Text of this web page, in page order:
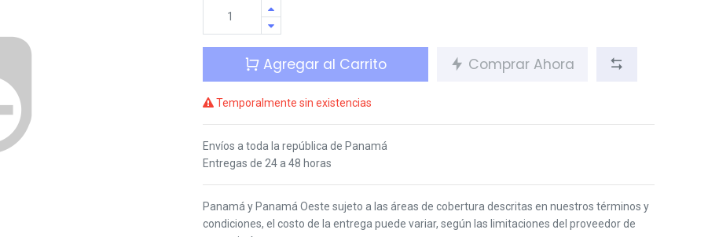
Agregar al Carrito Comprar Ahora
Temporalmente sin existencias
Envíos a toda la república de Panamá
Entregas de 24 a 48 horas
Panamá y Panamá Oeste sujeto a las áreas de cobertura descritas en nuestros términos y
condiciones, el costo de la entrega puede variar, según las limitaciones del proveedor de